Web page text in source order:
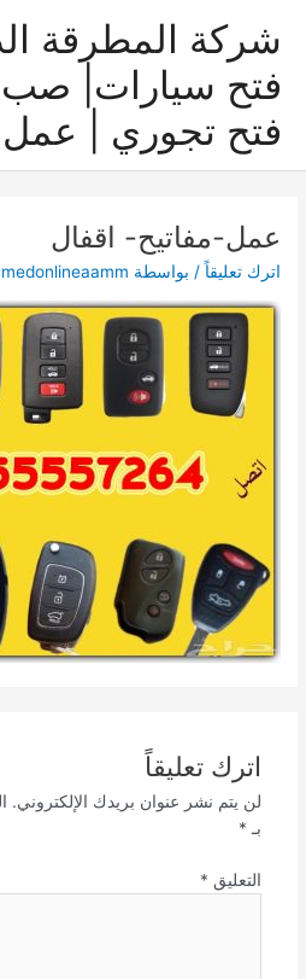
شركة المطرقة
فتح سيارات| صب
فتح تجوري | عمل
عمل-مفاتيح- اقفال
اترك تعليقاً / بواسطة
اترك تعليقاً
لن يتم نشر عنوان بريدك الإلكتروني.
بـ *
التعليق *